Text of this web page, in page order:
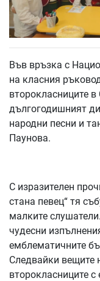
Във връзка с
на класния
второкласниците в
дългогодишният
народни песни и
Паунова.
С изразителен
стана певец“ тя
малките
чудесни
емблематичните
Следвайки вещите
второкласниците